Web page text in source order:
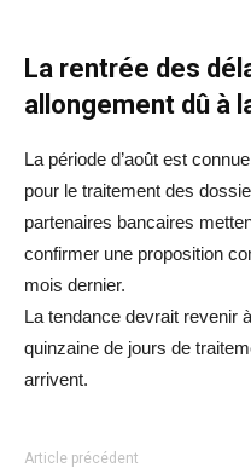
La rentrée des
allongement dû à
La période d’août est
pour le traitement des
partenaires bancaires
confirmer une proposition
mois dernier.
La tendance devrait revenir
quinzaine de jours de
arrivent.
Article précédent